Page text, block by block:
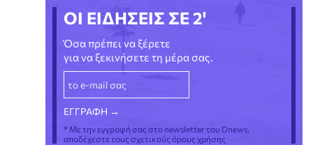
ΟΙ ΕΙΔΗΣΕΙΣ ΣΕ 2'
Όσα πρέπει να ξέρετε
για να ξεκινήσετε τη μέρα σας.
* Με την εγγραφή σας στο newsletter του Dnews,
αποδέχεστε τους σχετικούς όρους χρήσης